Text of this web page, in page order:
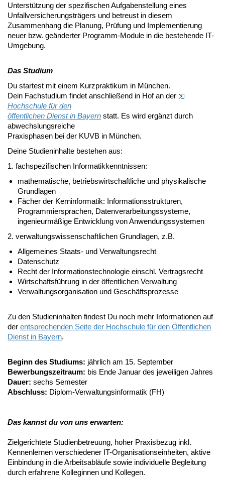
Unterstützung der spezifischen Aufgabenstellung eines
Unfallversicherungsträgers und betreust in diesem
Zusammenhang die Planung, Prüfung und Implementierung
neuer bzw. geänderter Programm-Module in die bestehende IT-
Umgebung.
Das Studium
Du startest mit einem Kurzpraktikum in München.
Dein Fachstudium findet anschließend in Hof an der
Hochschule für den
öffentlichen Dienst in Bayern statt. Es wird ergänzt durch
abwechslungsreiche
Praxisphasen bei der KUVB in München.
Deine Studieninhalte bestehen aus:
1. fachspezifischen Informatikkenntnissen:
mathematische, betriebswirtschaftliche und physikalische
Grundlagen
Fächer der Kerninformatik: Informationsstrukturen,
Programmiersprachen, Datenverarbeitungssysteme,
ingenieurmäßige Entwicklung von Anwendungssystemen
2. verwaltungswissenschaftlichen Grundlagen, z.B.
Allgemeines Staats- und Verwaltungsrecht
Datenschutz
Recht der Informationstechnologie einschl. Vertragsrecht
Wirtschaftsführung in der öffentlichen Verwaltung
Verwaltungsorganisation und Geschäftsprozesse
Zu den Studieninhalten findest Du noch mehr Informationen auf
der entsprechenden Seite der Hochschule für den Öffentlichen
Dienst in Bayern.
Beginn des Studiums: jährlich am 15. September
Bewerbungszeitraum: bis Ende Januar des jeweiligen Jahres
Dauer: sechs Semester
Abschluss: Diplom-Verwaltungsinformatik (FH)
Das kannst du von uns erwarten:
Zielgerichtete Studienbetreuung, hoher Praxisbezug inkl.
Kennenlernen verschiedener IT-Organisationseinheiten, aktive
Einbindung in die Arbeitsabläufe sowie individuelle Begleitung
durch erfahrene Kolleginnen und Kollegen.